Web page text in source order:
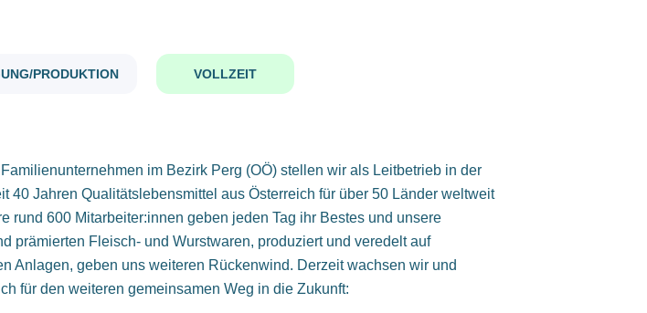
PRODUKTION VOLLZEIT
im Bezirk Perg (OÖ) stellen wir als Leitbetrieb in der
40 Jahren Qualitätslebensmittel aus Österreich für über 50 Länder weltweit
rund 600 Mitarbeiter:innen geben jeden Tag ihr Bestes und unsere
prämierten Fleisch- und Wurstwaren, produziert und veredelt auf
Anlagen, geben uns weiteren Rückenwind. Derzeit wachsen wir und
für den weiteren gemeinsamen Weg in die Zukunft: